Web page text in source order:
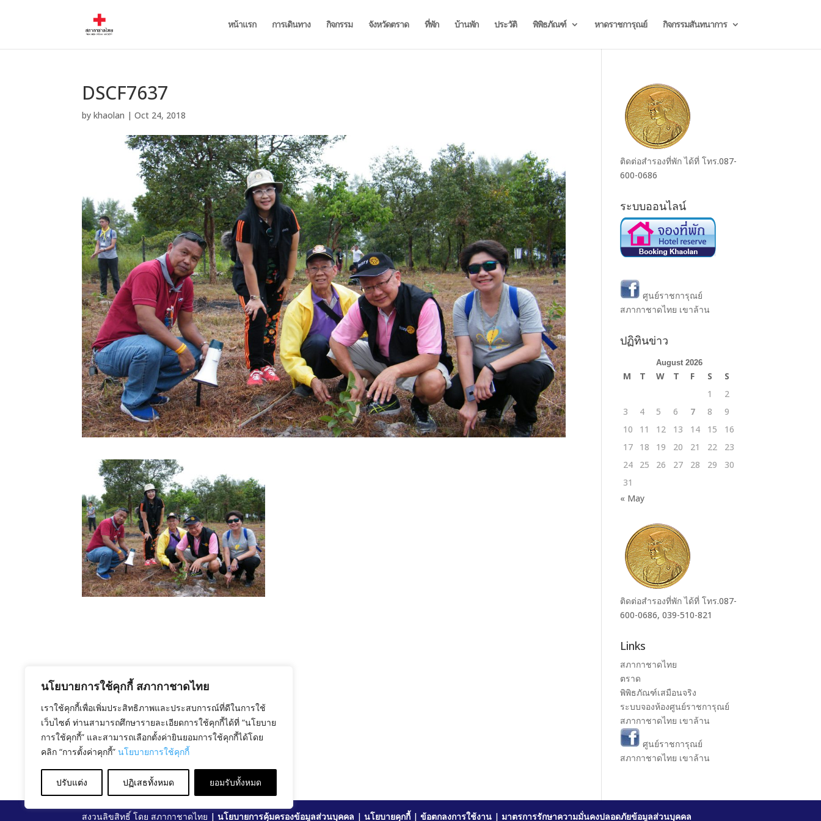
นโยบายการใช้คุกกี้ สภากาชาดไทย
เราใช้คุกกี้เพื่อเพิ่มประสิทธิภาพและประสบการณ์ที่ดีในการใช้
เว็บไซต์ ท่านสามารถศึกษารายละเอียดการใช้คุกกี้ได้ที่ “นโยบาย
การใช้คุกกี้” และสามารถเลือกตั้งค่ายินยอมการใช้คุกกี้ได้โดย
คลิก “การตั้งค่าคุกกี้” นโยบายการใช้คุกกี้
ปรับแต่ง ปฏิเสธทั้งหมด ยอมรับทั้งหมด
หน้าแรก การเดินทาง กิจกรรม จังหวัดตราด ที่พัก บ้านพัก ประวัติ พิพิธภัณฑ์ หาดราชการุณย์ กิจกรรมสันทนาการ
DSCF7637
bykhaolan |Oct 24, 2018
ติดต่อสำรองที่พัก ได้ที่ โทร.087-
600-0686
ระบบออนไลน์
ศูนย์ราชการุณย์
สภากาชาดไทย เขาล้าน
ปฏิทินข่าว
August 2026
M T W T F S
S
1
2
3
4 5 6 7 8
9
10
11 12 13 14 15
16
17
18 19 20 21 22
23
24
25 26 27 28 29
30
31
« May
ติดต่อสำรองที่พัก ได้ที่ โทร.087-
600-0686, 039-510-821
Links
สภากาชาดไทย
ตราด
พิพิธภัณฑ์เสมือนจริง
ระบบจองห้องศูนย์ราชการุณย์
สภากาชาดไทย เขาล้าน
ศูนย์ราชการุณย์
สภากาชาดไทย เขาล้าน
สงวนลิขสิทธิ์ โดย สภากาชาดไทย |นโยบายการคุ้มครองข้อมูลส่วนบุคคล |นโยบายคุกกี้ |ข้อตกลงการใช้งาน | มาตรการรักษาความมั่นคงปลอดภัยข้อมูลส่วนบุคคล